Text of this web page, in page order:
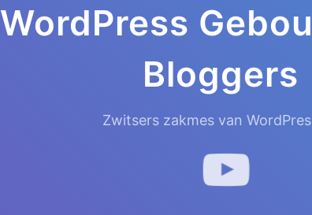
WordPress
Bloggers
Zwitsers zakmes van